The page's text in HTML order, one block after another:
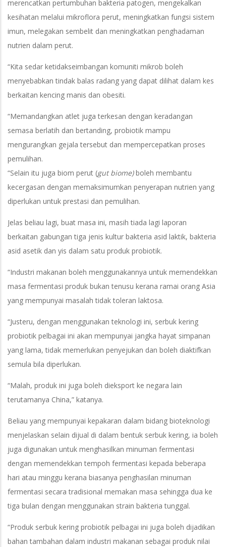
merencatkan pertumbuhan bakteria patogen, mengekalkan
kesihatan melalui mikroflora perut, meningkatkan fungsi sistem
imun, melegakan sembelit dan meningkatkan penghadaman
nutrien dalam perut.
“Kita sedar ketidakseimbangan komuniti mikrob boleh
menyebabkan tindak balas radang yang dapat dilihat dalam kes
berkaitan kencing manis dan obesiti.
“Memandangkan atlet juga terkesan dengan keradangan
semasa berlatih dan bertanding, probiotik mampu
mengurangkan gejala tersebut dan mempercepatkan proses
pemulihan.
“Selain itu juga biom perut (gut biome)boleh membantu
kecergasan dengan memaksimumkan penyerapan nutrien yang
diperlukan untuk prestasi dan pemulihan.
Jelas beliau lagi, buat masa ini, masih tiada lagi laporan
berkaitan gabungan tiga jenis kultur bakteria asid laktik, bakteria
asid asetik dan yis dalam satu produk probiotik.
“Industri makanan boleh menggunakannya untuk memendekkan
masa fermentasi produk bukan tenusu kerana ramai orang Asia
yang mempunyai masalah tidak toleran laktosa.
“Justeru, dengan menggunakan teknologi ini, serbuk kering
probiotik pelbagai ini akan mempunyai jangka hayat simpanan
yang lama, tidak memerlukan penyejukan dan boleh diaktifkan
semula bila diperlukan.
“Malah, produk ini juga boleh dieksport ke negara lain
terutamanya China,” katanya.
Beliau yang mempunyai kepakaran dalam bidang bioteknologi
menjelaskan selain dijual di dalam bentuk serbuk kering, ia boleh
juga digunakan untuk menghasilkan minuman fermentasi
dengan memendekkan tempoh fermentasi kepada beberapa
hari atau minggu kerana biasanya penghasilan minuman
fermentasi secara tradisional memakan masa sehingga dua ke
tiga bulan dengan menggunakan strain bakteria tunggal.
“Produk serbuk kering probiotik pelbagai ini juga boleh dijadikan
bahan tambahan dalam industri makanan sebagai produk nilai